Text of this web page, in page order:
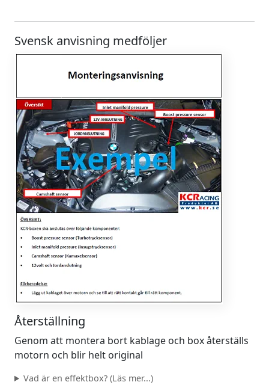
Svensk anvisning medföljer
Återställning
Genom att montera bort kablage och box återställs
motorn och blir helt original
Vad är en effektbox? (Läs mer...)